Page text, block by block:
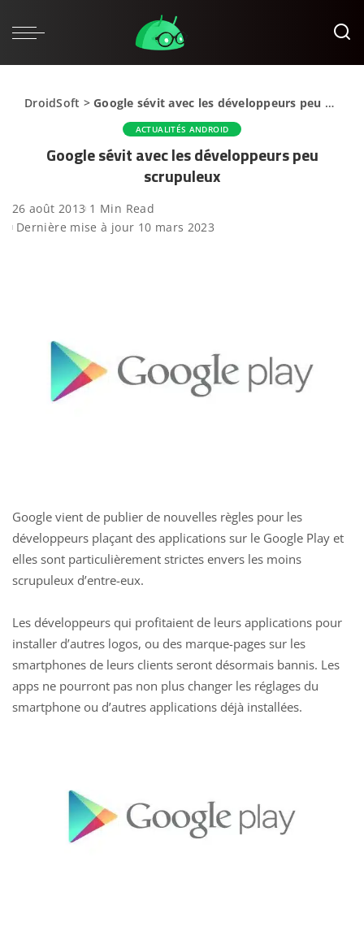
DroidSoft >Google sévit avec les développeurs peu scrupuleux
ACTUALITÉS ANDROID
Google sévit avec les développeurs peu
scrupuleux
26 août 2013 1 Min Read
Dernière mise à jour 10 mars 2023
Google vient de publier de nouvelles règles pour les
développeurs plaçant des applications sur le Google Play et
elles sont particulièrement strictes envers les moins
scrupuleux d’entre-eux.
Les développeurs qui profitaient de leurs applications pour
installer d’autres logos, ou des marque-pages sur les
smartphones de leurs clients seront désormais bannis. Les
apps ne pourront pas non plus changer les réglages du
smartphone ou d’autres applications déjà installées.